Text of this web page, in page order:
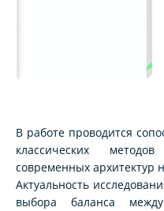
В работе проводится
классических
современных архитектур
Актуальность
выбора баланса